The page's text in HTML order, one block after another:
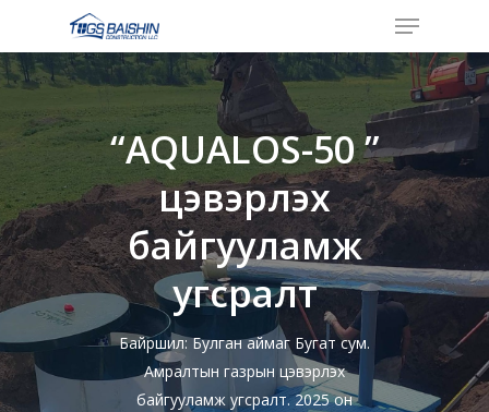
main
Menu
“AQUALOS-50 ”
цэвэрлэх
байгууламж
угсралт
Байршил: Булган аймаг Бугат сум.
Амралтын газрын цэвэрлэх
байгууламж угсралт. 2025 он
Close
Menu